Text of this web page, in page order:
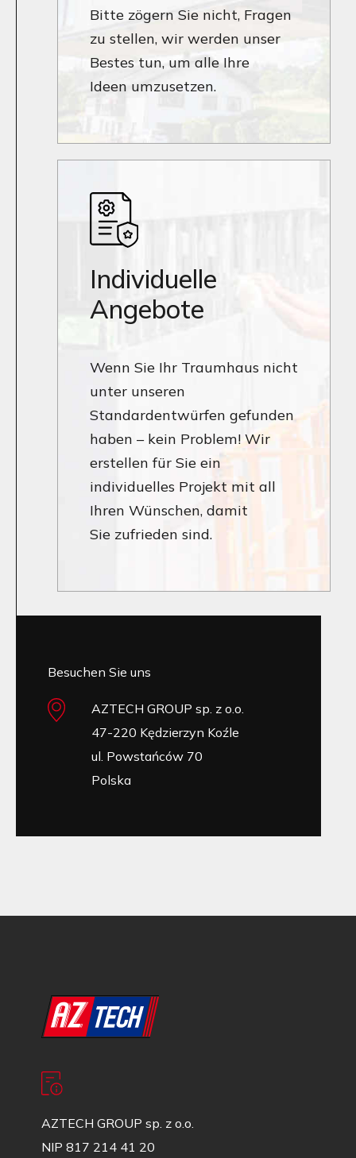
Bitte zögern Sie nicht, Fragen
zu stellen, wir werden unser
Bestes tun, um alle Ihre
Ideen umzusetzen.
Individuelle
Angebote
Wenn Sie Ihr Traumhaus nicht
unter unseren
Standardentwürfen gefunden
haben – kein Problem! Wir
erstellen für Sie ein
individuelles Projekt mit all
Ihren Wünschen, damit
Sie zufrieden sind.
Besuchen Sie uns
AZTECH GROUP sp. z o.o.
47-220 Kędzierzyn Koźle
ul. Powstańców 70
Polska
AZTECH GROUP sp. z o.o.
NIP 817 214 41 20